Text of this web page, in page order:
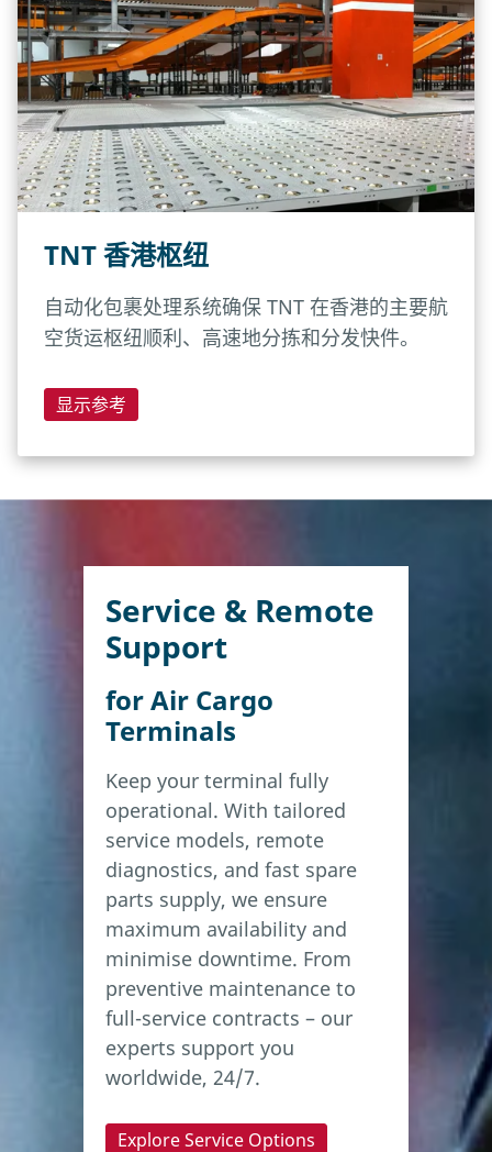
TNT 香港枢纽
自动化包裹处理系统确保 TNT 在香港的主要航
空货运枢纽顺利、高速地分拣和分发快件。
显示参考
Service & Remote
Support
for Air Cargo
Terminals
Keep your terminal fully
operational. With tailored
service models, remote
diagnostics, and fast spare
parts supply, we ensure
maximum availability and
minimise downtime. From
preventive maintenance to
full-service contracts – our
experts support you
worldwide, 24/7.
Explore Service Options